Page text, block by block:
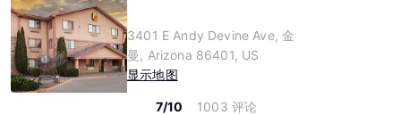
3401 E Andy Devine Ave, 金
曼, Arizona 86401, US
显示地图
7/10
1003 评论